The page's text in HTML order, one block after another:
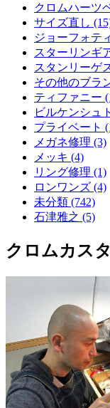
クロムハーツ
サイズ直し
ジョーフォテ
スターリンギ
スタンリーゲ
その他のブラ
ティファニー
ビルケンシュ
プライベート
メガネ修理 (3)
メッキ (4)
リング修理 (1)
ロンワンズ (4)
未分類 (742)
石津雅之 (5)
クロムカス